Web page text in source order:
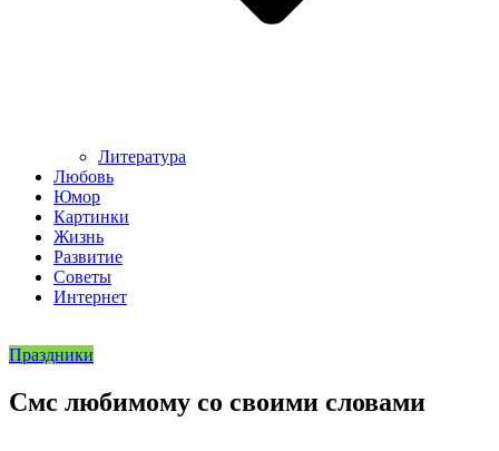
Литература
Любовь
Юмор
Картинки
Жизнь
Развитие
Советы
Интернет
Праздники
Смс любимому со своими словами